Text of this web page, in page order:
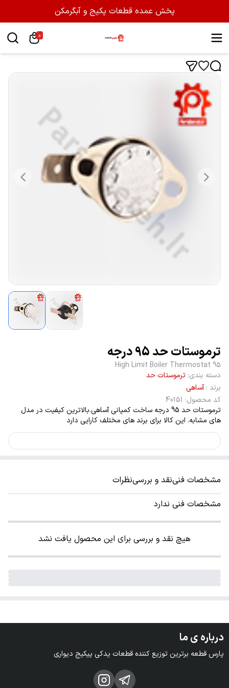
پخش عمده قطعات پکیج و آبگرمکن
0
ترموستات حد 95 درجه
High Limit Boiler Thermostat 95
دسته بندی: ترموستات حد
برند :آساهی
کد محصول:
40151
ترموستات حد 95 درجه ساخت کمپانی آساهی.بالاترین کیفیت در مدل
های مشابه. این کالا برای برند های مختلف کارایی دارد
مشخصات فنینقد و بررسینظرات
مشخصات فنی ندارد
هیچ نقد و بررسی برای این محصول یافت نشد
درباره ی ما
پارس قطعه برترین توزیع کننده قطعات یدکی پیکیج دیواری